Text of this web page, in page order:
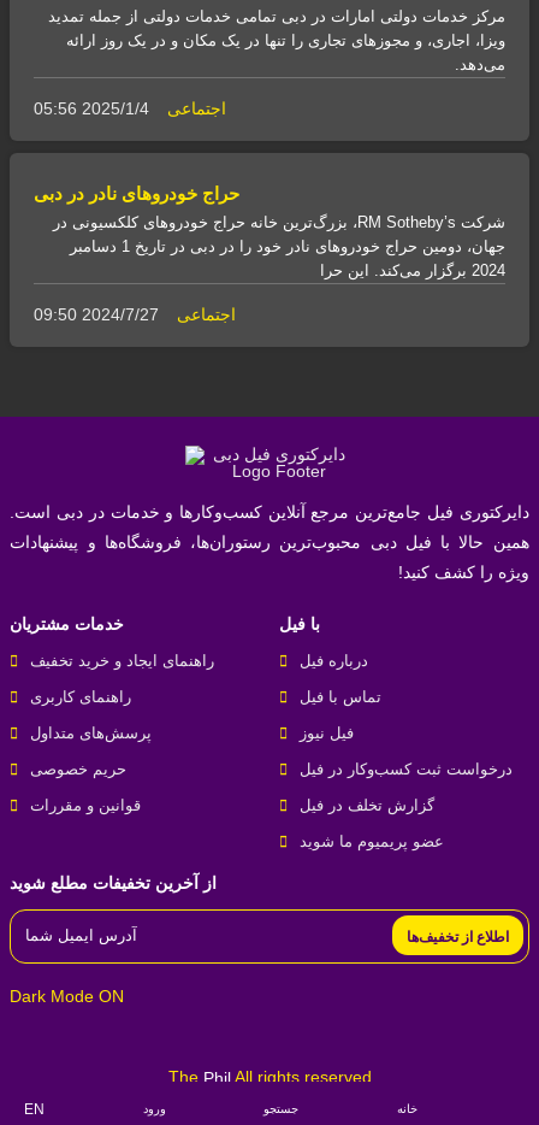
EN ورود جستجو خانه
مرکز خدمات دولتی امارات در دبی تمامی خدمات دولتی از جمله تمدید
ویزا، اجاری، و مجوزهای تجاری را تنها در یک مکان و در یک روز ارائه
می‌دهد.
05:56 2025/1/4 اجتماعی
حراج خودروهای نادر در دبی
شرکت RM Sotheby’s، بزرگ‌ترین خانه حراج خودروهای کلکسیونی در
جهان، دومین حراج خودروهای نادر خود را در دبی در تاریخ 1 دسامبر
2024 برگزار می‌کند. این حرا
09:50 2024/7/27 اجتماعی
خدمات مشتریان
راهنمای ایجاد و خرید تخفیف
راهنمای کاربری
پرسش‌های متداول
حریم خصوصی
قوانین و مقررات
با فیل
درباره فیل
تماس با فیل
فیل نیوز
درخواست ثبت کسب‌و‌کار در فیل
گزارش تخلف در فیل
عضو پریمیوم ما شوید
از آخرین تخفیفات مطلع شوید
اطلاع از تخفیف‌ها
Dark Mode ON
دایرکتوری فیل جامع‌ترین مرجع آنلاین کسب‌وکارها و خدمات در دبی است.
همین حالا با فیل دبی محبوب‌ترین رستوران‌ها، فروشگاه‌ها و پیشنهادات
ویژه را کشف کنید!
The PhilAll rights reserved